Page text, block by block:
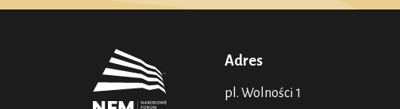
Adres
pl. Wolności 1